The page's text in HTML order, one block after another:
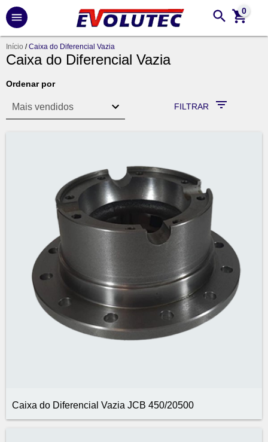
0
Início / Caixa do Diferencial Vazia
Caixa do Diferencial Vazia
Ordenar por
FILTRAR
Caixa do Diferencial Vazia JCB 450/20500